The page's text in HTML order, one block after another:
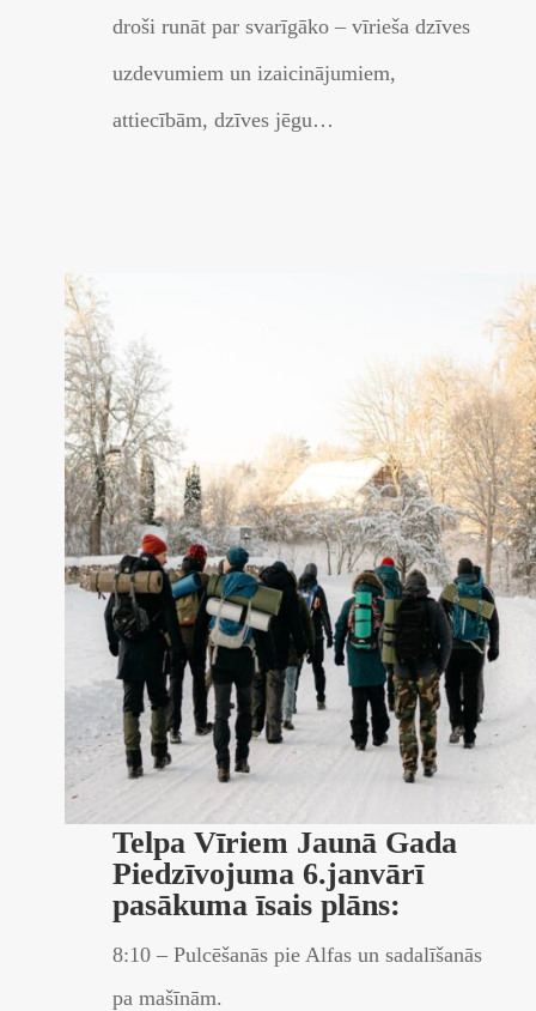
droši runāt par svarīgāko – vīrieša dzīves
uzdevumiem un izaicinājumiem,
attiecībām, dzīves jēgu…
Telpa Vīriem Jaunā Gada
Piedzīvojuma 6.janvārī
pasākuma īsais plāns:
8:10 – Pulcēšanās pie Alfas un sadalīšanās
pa mašīnām.